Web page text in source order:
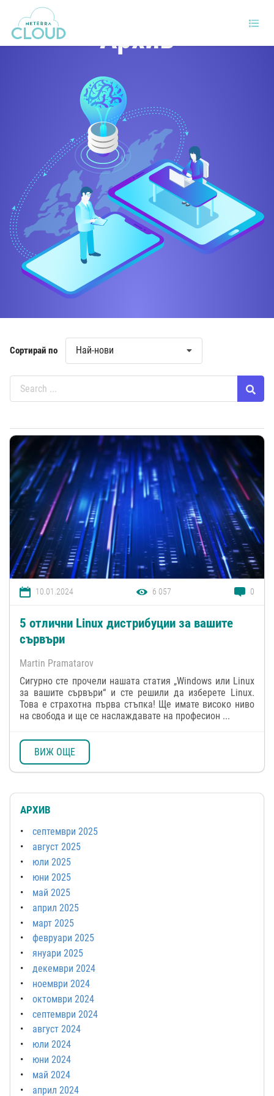
Архив
Сортирай по Най-нови
10.01.2024 6 057 0
5 отлични Linux дистрибуции за вашите
сървъри
Martin Pramatarov
Сигурно сте прочели нашата статия „Windows или Linux
за вашите сървъри“ и сте решили да изберете Linux.
Това е страхотна първа стъпка! Ще имате високо ниво
на свобода и ще се наслаждавате на професион ...
ВИЖ ОЩЕ
АРХИВ
септември 2025
август 2025
юли 2025
юни 2025
май 2025
април 2025
март 2025
февруари 2025
януари 2025
декември 2024
ноември 2024
октомври 2024
септември 2024
август 2024
юли 2024
юни 2024
май 2024
април 2024